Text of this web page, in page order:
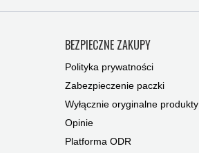
BEZPIECZNE ZAKUPY
Polityka prywatności
Zabezpieczenie paczki
Wyłącznie oryginalne produkty
Opinie
Platforma ODR